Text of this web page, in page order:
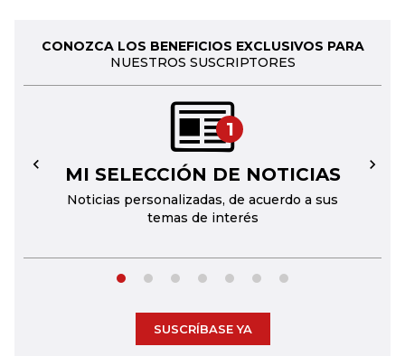
CONOZCA LOS BENEFICIOS EXCLUSIVOS PARA
NUESTROS SUSCRIPTORES
1
MI SELECCIÓN DE NOTICIAS
Noticias personalizadas, de acuerdo a sus
temas de interés
← →
SUSCRÍBASE YA